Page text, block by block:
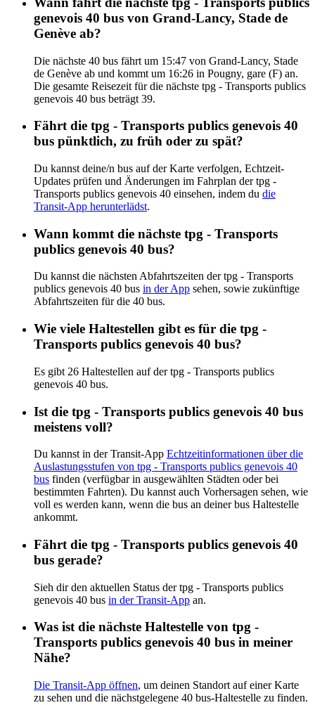
genevois 40 bus von Grand-Lancy, Stade de
Genève ab?
Die nächste 40 bus fährt um 15:47 von Grand-Lancy, Stade
de Genève ab und kommt um 16:26 in Pougny, gare (F) an.
Die gesamte Reisezeit für die nächste tpg - Transports publics
genevois 40 bus beträgt 39.
Fährt die tpg - Transports publics genevois 40
bus pünktlich, zu früh oder zu spät?
Du kannst deine/n bus auf der Karte verfolgen, Echtzeit-
Updates prüfen und Änderungen im Fahrplan der tpg -
Transports publics genevois 40 einsehen, indem du die
Transit-App herunterlädst.
Wann kommt die nächste tpg - Transports
publics genevois 40 bus?
Du kannst die nächsten Abfahrtszeiten der tpg - Transports
publics genevois 40 bus in der App sehen, sowie zukünftige
Abfahrtszeiten für die 40 bus.
Wie viele Haltestellen gibt es für die tpg -
Transports publics genevois 40 bus?
Es gibt 26 Haltestellen auf der tpg - Transports publics
genevois 40 bus.
Ist die tpg - Transports publics genevois 40 bus
meistens voll?
Du kannst in der Transit-App Echtzeitinformationen über die
Auslastungsstufen von tpg - Transports publics genevois 40
bus finden (verfügbar in ausgewählten Städten oder bei
bestimmten Fahrten). Du kannst auch Vorhersagen sehen, wie
voll es werden kann, wenn die bus an deiner bus Haltestelle
ankommt.
Fährt die tpg - Transports publics genevois 40
bus gerade?
Sieh dir den aktuellen Status der tpg - Transports publics
genevois 40 bus in der Transit-App an.
Was ist die nächste Haltestelle von tpg -
Transports publics genevois 40 bus in meiner
Nähe?
Die Transit-App öffnen, um deinen Standort auf einer Karte
zu sehen und die nächstgelegene 40 bus-Haltestelle zu finden.